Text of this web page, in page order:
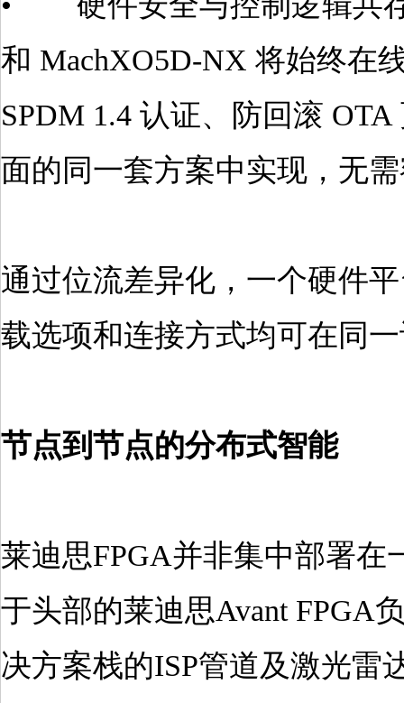
和 MachXO5D-NX 将始终在
SPDM 1.4 认证、防回滚
面的同一套方案中实现，无
通过位流差异化，一个硬件
载选项和连接方式均可在同
节点到节点的分布式智能
莱迪思FPGA并非集中部署
于头部的莱迪思Avant FPGA
决方案栈的ISP管道及激光雷